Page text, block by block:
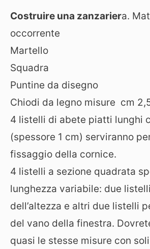
Costruire una zanzariera.
occorrente
Martello
Squadra
Puntine da disegno
Chiodi da legno misure cm
4 listelli di abete piatti lunghi
(spessore 1 cm) serviranno
fissaggio della cornice.
4 listelli a sezione quadrata
lunghezza variabile: due
dell’altezza e altri due listelli
del vano della finestra.
quasi le stesse misure con